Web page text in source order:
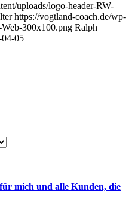
uploads/logo-header-RW-
https://vogtland-coach.de/wp-
300x100.png Ralph
04-05
mich und alle Kunden, die